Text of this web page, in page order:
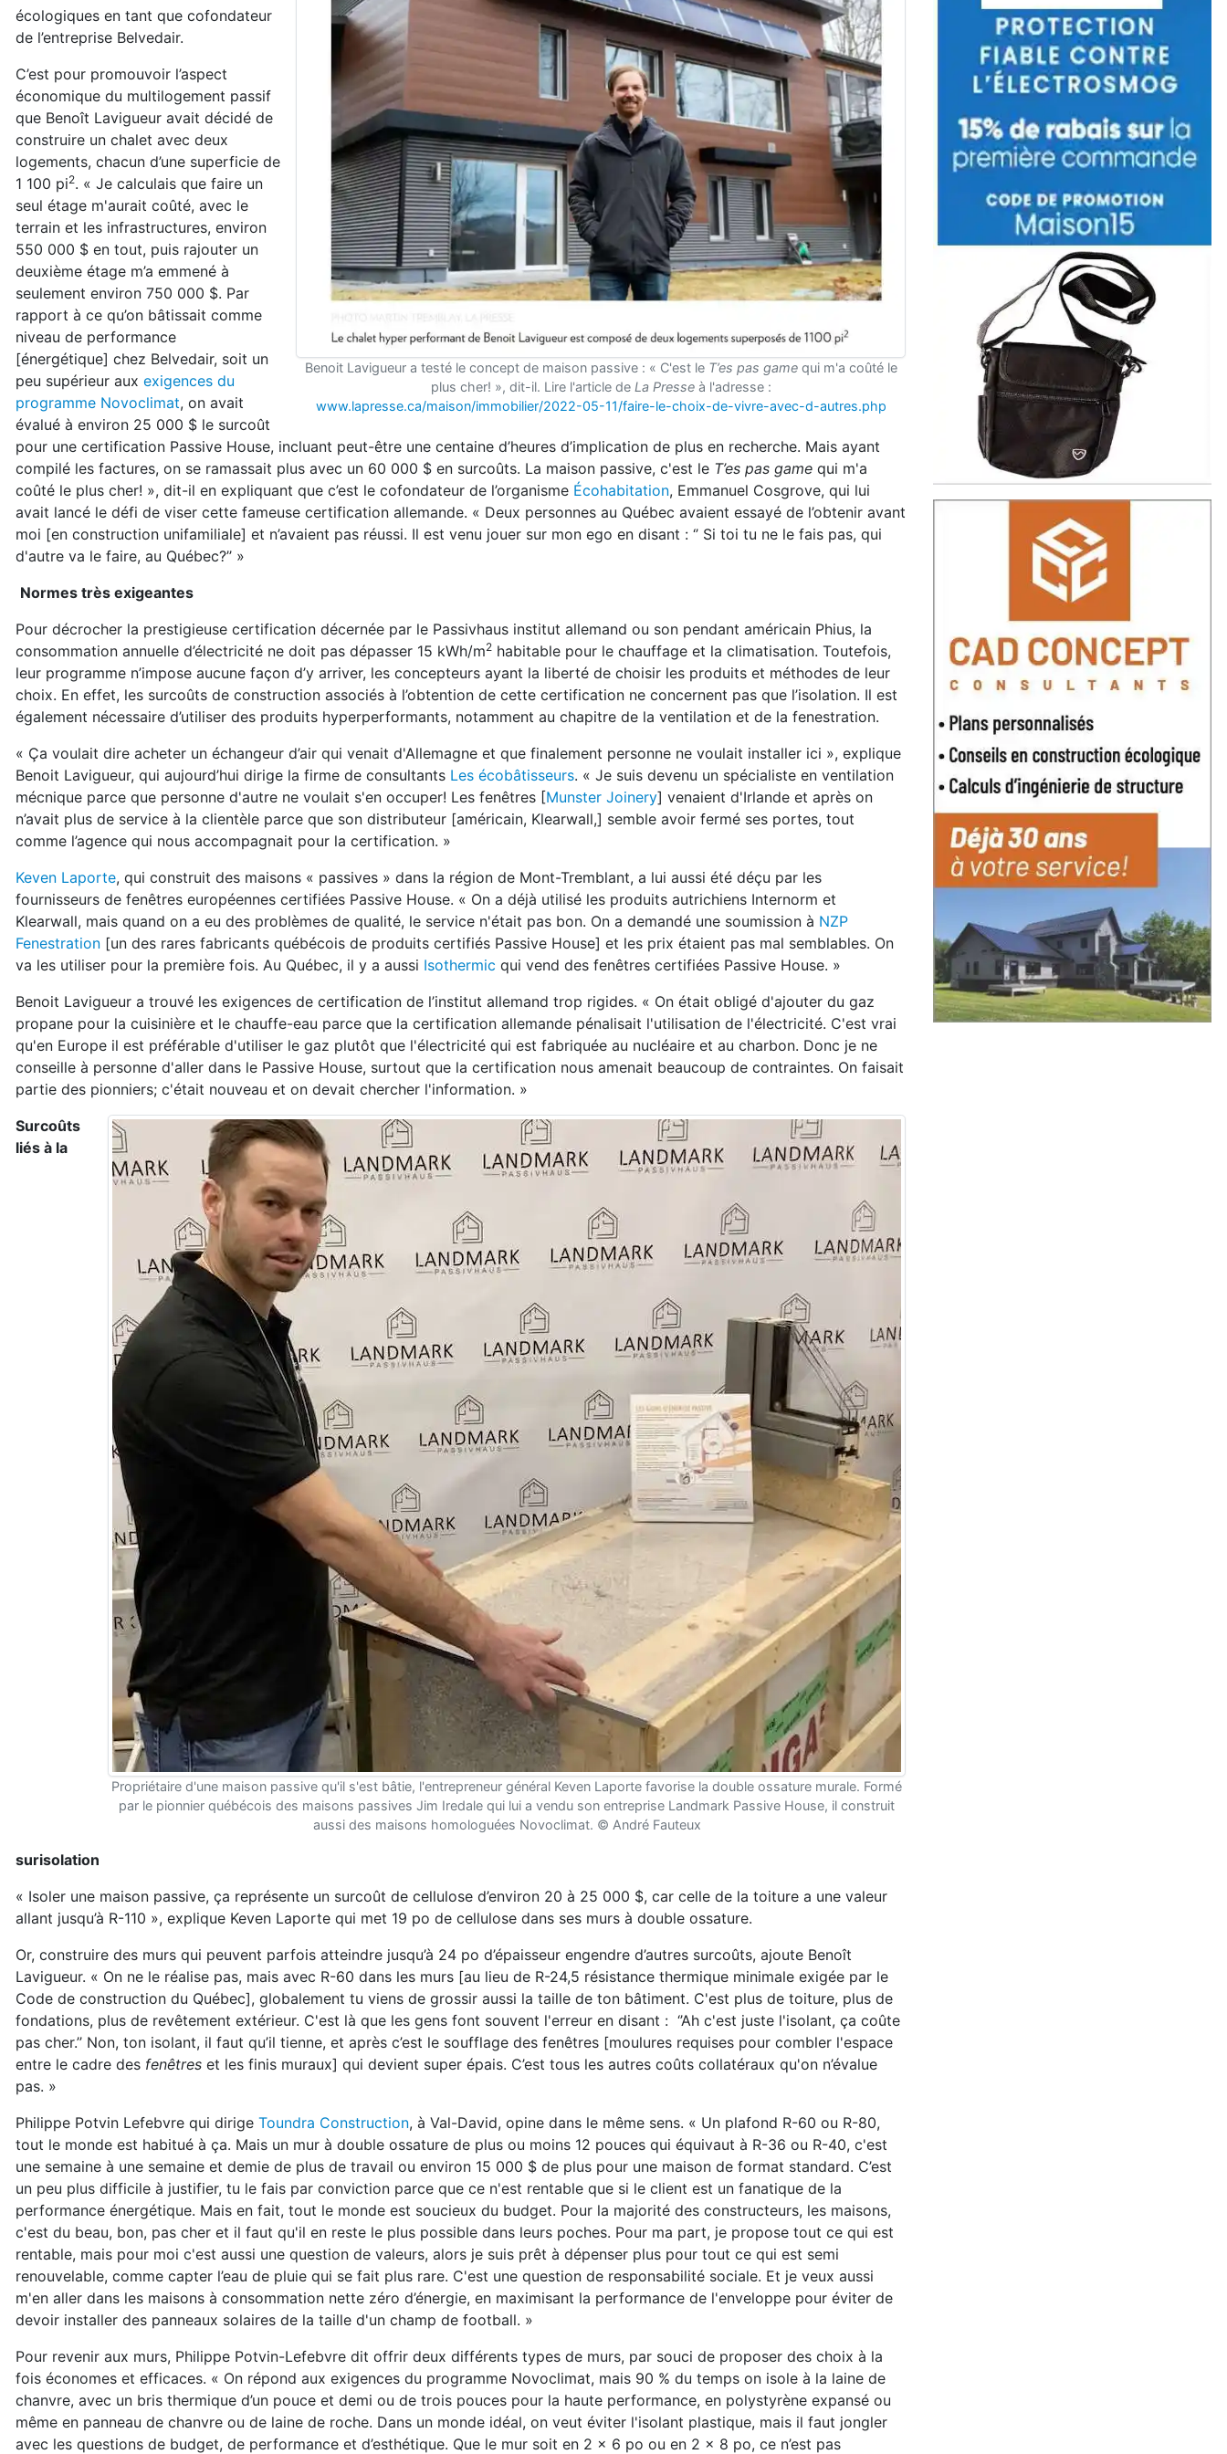
Benoit Lavigueur a testé le concept de maison passive : « C'est le T’es pas gamequi m'a coûté le
plus cher! », dit-il. Lire l'article de La Presseà l'adresse :
www.lapresse.ca/maison/immobilier/2022-05-11/faire-le-choix-de-vivre-avec-d-autres.php
écologiques en tant que cofondateur
de l’entreprise Belvedair.
C’est pour promouvoir l’aspect
économique du multilogement passif
que Benoît Lavigueur avait décidé de
construire un chalet avec deux
logements, chacun d’une superficie de
1 100 pi2. « Je calculais que faire un
seul étage m'aurait coûté, avec le
terrain et les infrastructures, environ
550 000 $ en tout, puis rajouter un
deuxième étage m’a emmené à
seulement environ 750 000 $. Par
rapport à ce qu’on bâtissait comme
niveau de performance
[énergétique] chez Belvedair, soit un
peu supérieur aux exigences du
programme Novoclimat, on avait
évalué à environ 25 000 $ le surcoût
pour une certification Passive House, incluant peut-être une centaine d’heures d’implication de plus en recherche. Mais ayant
compilé les factures, on se ramassait plus avec un 60 000 $ en surcoûts. La maison passive, c'est le T’es pas game qui m'a
coûté le plus cher! », dit-il en expliquant que c’est le cofondateur de l’organisme Écohabitation, Emmanuel Cosgrove, qui lui
avait lancé le défi de viser cette fameuse certification allemande. « Deux personnes au Québec avaient essayé de l’obtenir avant
moi [en construction unifamiliale] et n’avaient pas réussi. Il est venu jouer sur mon ego en disant : ‘’ Si toi tu ne le fais pas, qui
d'autre va le faire, au Québec?’’ »
Normes très exigeantes
Pour décrocher la prestigieuse certification décernée par le Passivhaus institut allemand ou son pendant américain Phius, la
consommation annuelle d’électricité ne doit pas dépasser 15 kWh/m2 habitable pour le chauffage et la climatisation. Toutefois,
leur programme n’impose aucune façon d’y arriver, les concepteurs ayant la liberté de choisir les produits et méthodes de leur
choix. En effet, les surcoûts de construction associés à l’obtention de cette certification ne concernent pas que l’isolation. Il est
également nécessaire d’utiliser des produits hyperperformants, notamment au chapitre de la ventilation et de la fenestration.
« Ça voulait dire acheter un échangeur d’air qui venait d'Allemagne et que finalement personne ne voulait installer ici », explique
Benoit Lavigueur, qui aujourd’hui dirige la firme de consultants Les écobâtisseurs. « Je suis devenu un spécialiste en ventilation
mécnique parce que personne d'autre ne voulait s'en occuper! Les fenêtres [Munster Joinery] venaient d'Irlande et après on
n’avait plus de service à la clientèle parce que son distributeur [américain, Klearwall,] semble avoir fermé ses portes, tout
comme l’agence qui nous accompagnait pour la certification. »
Keven Laporte, qui construit des maisons « passives » dans la région de Mont-Tremblant, a lui aussi été déçu par les
fournisseurs de fenêtres européennes certifiées Passive House. « On a déjà utilisé les produits autrichiens Internorm et
Klearwall, mais quand on a eu des problèmes de qualité, le service n'était pas bon. On a demandé une soumission à NZP
Fenestration [un des rares fabricants québécois de produits certifiés Passive House] et les prix étaient pas mal semblables. On
va les utiliser pour la première fois. Au Québec, il y a aussi Isothermic qui vend des fenêtres certifiées Passive House. »
Benoit Lavigueur a trouvé les exigences de certification de l’institut allemand trop rigides. « On était obligé d'ajouter du gaz
propane pour la cuisinière et le chauffe-eau parce que la certification allemande pénalisait l'utilisation de l'électricité. C'est vrai
qu'en Europe il est préférable d'utiliser le gaz plutôt que l'électricité qui est fabriquée au nucléaire et au charbon. Donc je ne
conseille à personne d'aller dans le Passive House, surtout que la certification nous amenait beaucoup de contraintes. On faisait
partie des pionniers; c'était nouveau et on devait chercher l'information. »
Propriétaire d'une maison passive qu'il s'est bâtie, l'entrepreneur général Keven Laporte favorise la double ossature murale. Formé
par le pionnier québécois des maisons passives Jim Iredale qui lui a vendu son entreprise Landmark Passive House, il construit
aussi des maisons homologuées Novoclimat. © André Fauteux
Surcoûts
liés à la
surisolation
« Isoler une maison passive, ça représente un surcoût de cellulose d’environ 20 à 25 000 $, car celle de la toiture a une valeur
allant jusqu’à R-110 », explique Keven Laporte qui met 19 po de cellulose dans ses murs à double ossature.
Or, construire des murs qui peuvent parfois atteindre jusqu’à 24 po d’épaisseur engendre d’autres surcoûts, ajoute Benoît
Lavigueur. « On ne le réalise pas, mais avec R-60 dans les murs [au lieu de R-24,5 résistance thermique minimale exigée par le
Code de construction du Québec], globalement tu viens de grossir aussi la taille de ton bâtiment. C'est plus de toiture, plus de
fondations, plus de revêtement extérieur. C'est là que les gens font souvent l'erreur en disant : ‘’Ah c'est juste l'isolant, ça coûte
pas cher.’’ Non, ton isolant, il faut qu’il tienne, et après c’est le soufflage des fenêtres [moulures requises pour combler l'espace
entre le cadre des fenêtres et les finis muraux] qui devient super épais. C’est tous les autres coûts collatéraux qu'on n’évalue
pas. »
Philippe Potvin Lefebvre qui dirige Toundra Construction, à Val-David, opine dans le même sens. « Un plafond R-60 ou R-80,
tout le monde est habitué à ça. Mais un mur à double ossature de plus ou moins 12 pouces qui équivaut à R-36 ou R-40, c'est
une semaine à une semaine et demie de plus de travail ou environ 15 000 $ de plus pour une maison de format standard. C’est
un peu plus difficile à justifier, tu le fais par conviction parce que ce n'est rentable que si le client est un fanatique de la
performance énergétique. Mais en fait, tout le monde est soucieux du budget. Pour la majorité des constructeurs, les maisons,
c'est du beau, bon, pas cher et il faut qu'il en reste le plus possible dans leurs poches. Pour ma part, je propose tout ce qui est
rentable, mais pour moi c'est aussi une question de valeurs, alors je suis prêt à dépenser plus pour tout ce qui est semi
renouvelable, comme capter l’eau de pluie qui se fait plus rare. C'est une question de responsabilité sociale. Et je veux aussi
m'en aller dans les maisons à consommation nette zéro d’énergie, en maximisant la performance de l'enveloppe pour éviter de
devoir installer des panneaux solaires de la taille d'un champ de football. »
Pour revenir aux murs, Philippe Potvin-Lefebvre dit offrir deux différents types de murs, par souci de proposer des choix à la
fois économes et efficaces. « On répond aux exigences du programme Novoclimat, mais 90 % du temps on isole à la laine de
chanvre, avec un bris thermique d’un pouce et demi ou de trois pouces pour la haute performance, en polystyrène expansé ou
même en panneau de chanvre ou de laine de roche. Dans un monde idéal, on veut éviter l'isolant plastique, mais il faut jongler
avec les questions de budget, de performance et d’esthétique. Que le mur soit en 2 x 6 po ou en 2 x 8 po, ce n’est pas